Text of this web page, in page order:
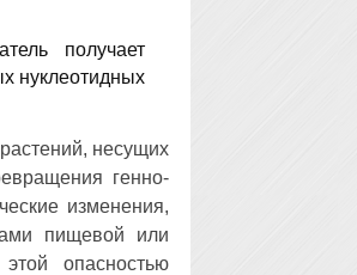
получает
нуклеотидных
несущих
генно-
изменения,
пищевой или
опасностью